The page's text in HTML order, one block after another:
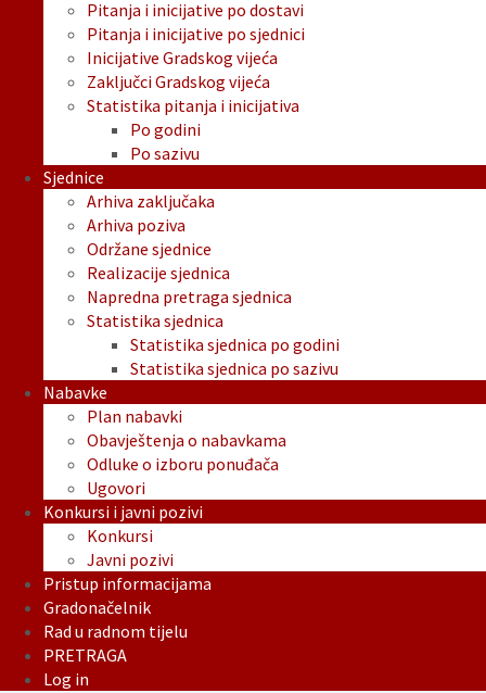
Pitanja i inicijative po dostavi
Pitanja i inicijative po sjednici
Inicijative Gradskog vijeća
Zaključci Gradskog vijeća
Statistika pitanja i inicijativa
Po godini
Po sazivu
Sjednice
Arhiva zaključaka
Arhiva poziva
Održane sjednice
Realizacije sjednica
Napredna pretraga sjednica
Statistika sjednica
Statistika sjednica po godini
Statistika sjednica po sazivu
Nabavke
Plan nabavki
Obavještenja o nabavkama
Odluke o izboru ponuđača
Ugovori
Konkursi i javni pozivi
Konkursi
Javni pozivi
Pristup informacijama
Gradonačelnik
Rad u radnom tijelu
PRETRAGA
Log in